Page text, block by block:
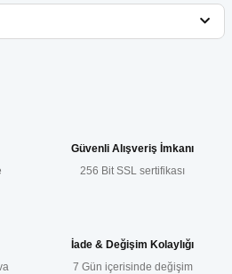
ilk yorumu siz yapın!
veya görüntülenemiyor.
daha pahalı.
Güvenli Alışveriş İmkanı
256 Bit SSL sertifikası
İade & Değişim Kolaylığı
7 Gün içerisinde değişim